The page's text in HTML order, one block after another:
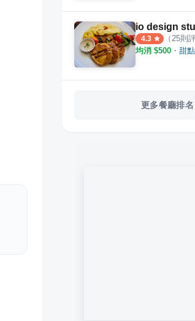
io design
4.3 （ 25則
均消 $500 ・ 甜點
更多餐廳排名